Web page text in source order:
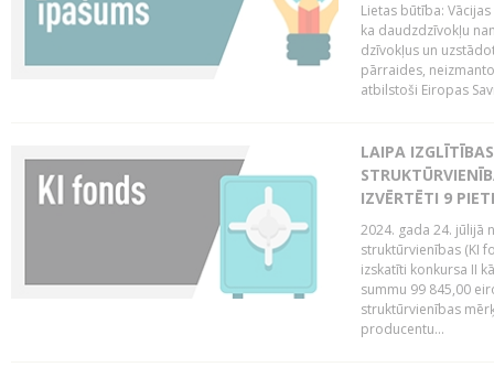
Lietas būtība:
ka daudzdzīvokļu
dzīvokļus un
pārraides,
atbilstoši Eiropas
LAIPA
IZVĒRTĒTI 9
2024. gada 24. jūlijā
struktūrvienības (KI
izskatīti konkursa II
summu 99 845,00
struktūrvienības
producentu...